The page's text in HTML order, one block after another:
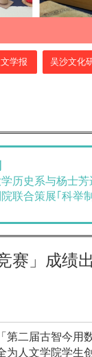
学报 吴沙文化
历史系与杨士
联合策展｢科举
赛 」成绩
「 第二届古智今用
为人文学院学生